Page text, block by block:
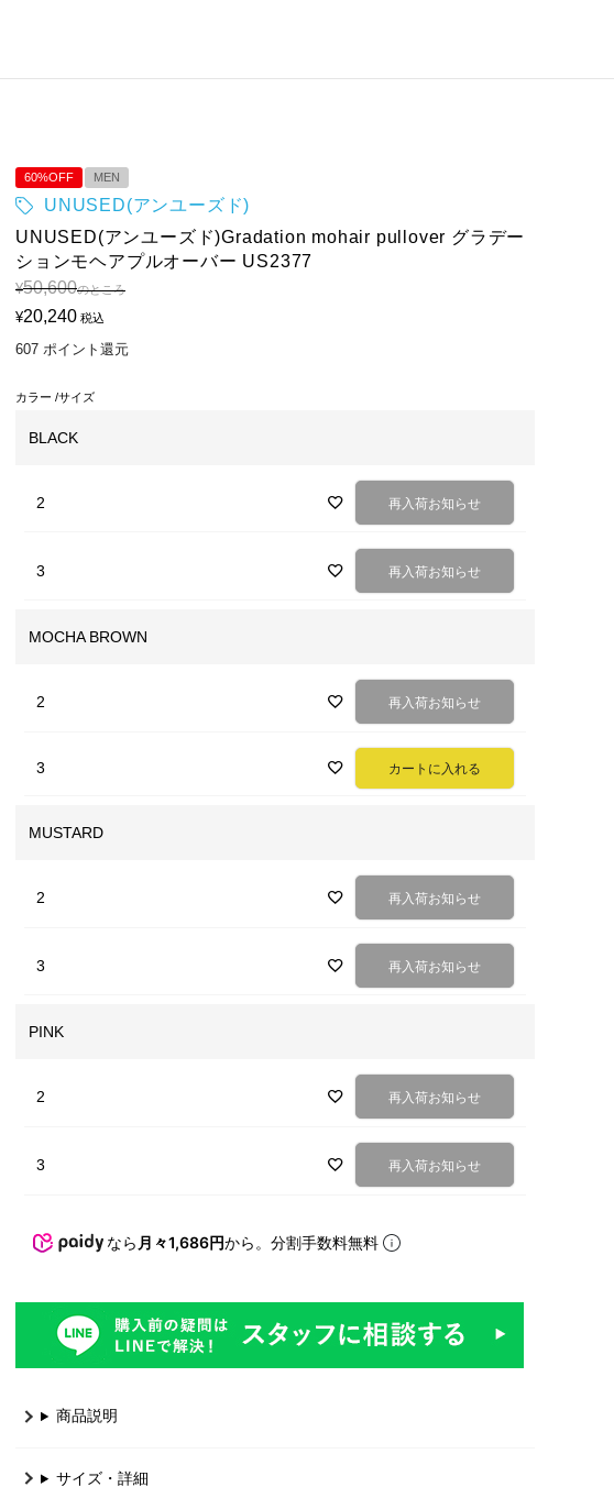
60%OFF MEN
UNUSED(アンユーズド)
UNUSED(アンユーズド)Gradation mohair pullover グラデー
ションモヘアプルオーバー US2377
¥50,600のところ
¥20,240 税込
607 ポイント還元
カラー サイズ
BLACK
2 再入荷お知らせ
3 再入荷お知らせ
MOCHA BROWN
2 再入荷お知らせ
3 カートに入れる
MUSTARD
2 再入荷お知らせ
3 再入荷お知らせ
PINK
2 再入荷お知らせ
3 再入荷お知らせ
なら 月々1,686円から。分割手数料無料
商品説明
サイズ・詳細